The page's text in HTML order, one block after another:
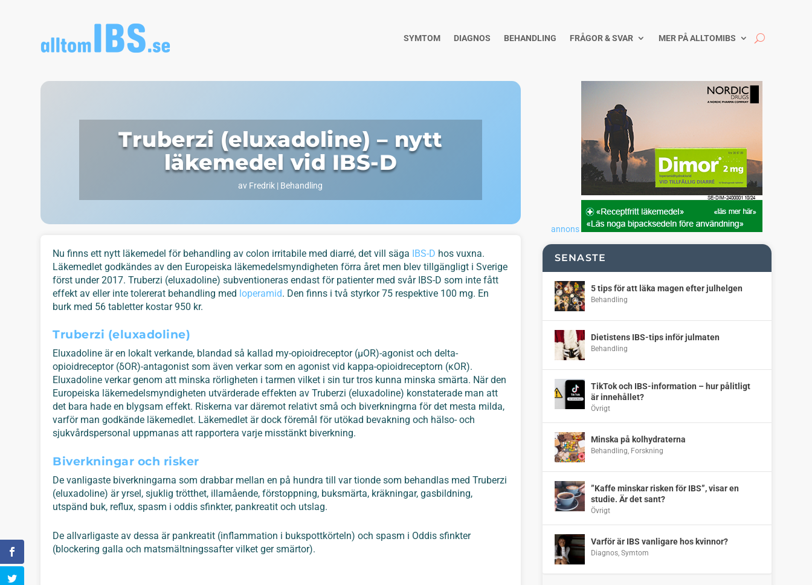
SYMTOM DIAGNOS BEHANDLING FRÅGOR & SVAR MER PÅ ALLTOMIBS
Truberzi (eluxadoline) – nytt
läkemedel vid IBS-D
av Fredrik | Behandling
Nu finns ett nytt läkemedel för behandling av colon irritabile med diarré, det vill säga IBS-D hos vuxna.
Läkemedlet godkändes av den Europeiska läkemedelsmyndigheten förra året men blev tillgängligt i Sverige
först under 2017. Truberzi (eluxadoline) subventioneras endast för patienter med svår IBS-D som inte fått
effekt av eller inte tolererat behandling med loperamid. Den finns i två styrkor 75 respektive 100 mg. En
burk med 56 tabletter kostar 950 kr.
Truberzi (eluxadoline)
Eluxadoline är en lokalt verkande, blandad så kallad my-opioidreceptor (μOR)-agonist och delta-
opioidreceptor (δOR)-antagonist som även verkar som en agonist vid kappa-opioidreceptorn (κOR).
Eluxadoline verkar genom att minska rörligheten i tarmen vilket i sin tur tros kunna minska smärta. När den
Europeiska läkemedelsmyndigheten utvärderade effekten av Truberzi (eluxadoline) konstaterade man att
det bara hade en blygsam effekt. Riskerna var däremot relativt små och biverkningrna för det mesta milda,
varför man godkände läkemedlet. Läkemedlet är dock föremål för utökad bevakning och hälso- och
sjukvårdspersonal uppmanas att rapportera varje misstänkt biverkning.
Biverkningar och risker
De vanligaste biverkningarna som drabbar mellan en på hundra till var tionde som behandlas med Truberzi
(eluxadoline) är yrsel, sjuklig trötthet, illamående, förstoppning, buksmärta, kräkningar, gasbildning,
utspänd buk, reflux, spasm i oddis sfinkter, pankreatit och utslag.
De allvarligaste av dessa är pankreatit (inflammation i bukspottkörteln) och spasm i Oddis sfinkter
(blockering galla och matsmältningssafter vilket ger smärtor).
annons
SENASTE
5 tips för att läka magen efter julhelgen
Behandling
Dietistens IBS-tips inför julmaten
Behandling
TikTok och IBS-information – hur pålitligt
är innehållet?
Övrigt
Minska på kolhydraterna
Behandling Forskning
”Kaffe minskar risken för IBS”, visar en
studie. Är det sant?
Övrigt
Varför är IBS vanligare hos kvinnor?
Diagnos, Symtom